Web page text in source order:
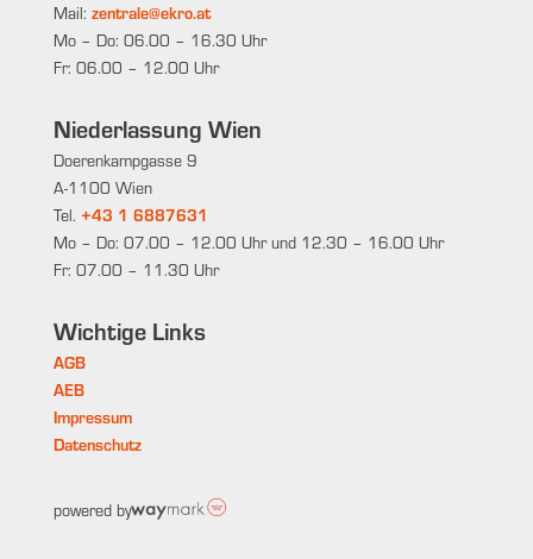
Mail: zentrale@ekro.at
Mo – Do: 06.00 – 16.30 Uhr
Fr: 06.00 – 12.00 Uhr
Niederlassung Wien
Doerenkampgasse 9
A-1100 Wien
Tel. +43 1 6887631
Mo – Do: 07.00 – 12.00 Uhr und 12.30 – 16.00 Uhr
Fr: 07.00 – 11.30 Uhr
Wichtige Links
AGB
AEB
Impressum
Datenschutz
powered by